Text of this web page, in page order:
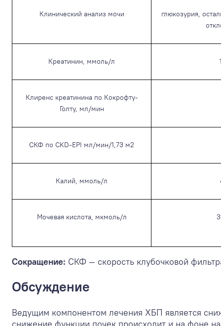
Клинический анализ мочи
глюкозурия,
Креатинин, ммоль/л
Клиренс креатинина по Кокрофту-
Голту, мл/мин
СКФ по CKD-EPI мл/мин/1,73 м2
Калий, ммоль/л
Мочевая кислота, мкмоль/л
Сокращение: СКФ — скорость клубочковой
Обсуждение
Ведущим компонентом лечения ХБП является
снижение функции почек происходит и на фоне